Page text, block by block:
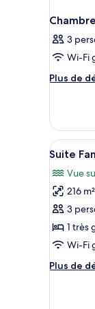
Chambre
3
Wi-Fi
Plus de
Plus
le
type
de
Chambre
Afficher
toutes
les
photos
pour
ce
type
6
Suite
Vue
216 m²
3
1 très
Wi-Fi
Plus de
Plus